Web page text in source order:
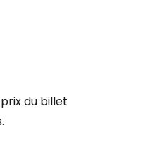
du billet